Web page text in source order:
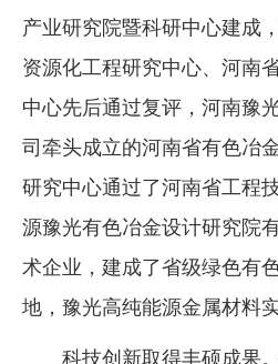
产业研究院暨科研中心建成
资源化工程研究中心、河南
中心先后通过复评，河南豫
司牵头成立的河南省有色冶
研究中心通过了河南省工程
源豫光有色冶金设计研究院
术企业，建成了省级绿色有
地，豫光高纯能源金属材料
科技创新取得丰硕成果